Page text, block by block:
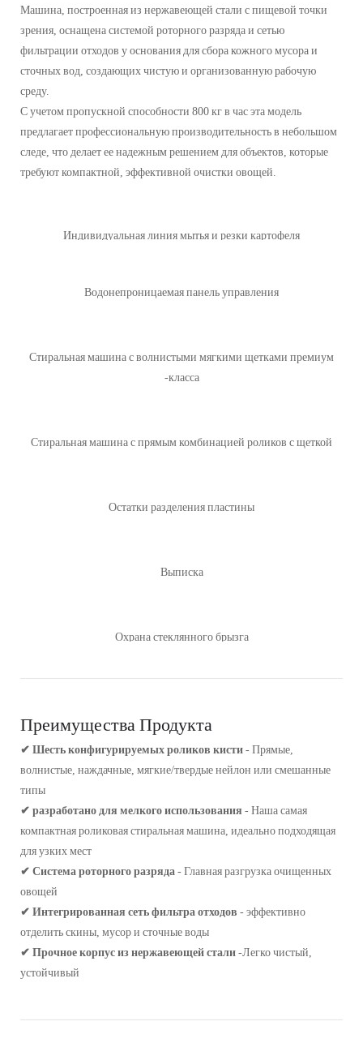
Машина, построенная из нержавеющей стали с пищевой точки
зрения, оснащена системой роторного разряда и сетью
фильтрации отходов у основания для сбора кожного мусора и
сточных вод, создающих чистую и организованную рабочую
среду.
С учетом пропускной способности 800 кг в час эта модель
предлагает профессиональную производительность в небольшом
следе, что делает ее надежным решением для объектов, которые
требуют компактной, эффективной очистки овощей.
Индивидуальная линия мытья и резки картофеля
Водонепроницаемая панель управления
Стиральная машина с волнистыми мягкими щетками премиум
-класса
Стиральная машина с прямым комбинацией роликов с щеткой
Остатки разделения пластины
Выписка
Охрана стеклянного брызга
Преимущества Продукта
✔ Шесть конфигурируемых роликов кисти- Прямые,
волнистые, наждачные, мягкие/твердые нейлон или смешанные
типы
✔ разработано для мелкого использования - Наша самая
компактная роликовая стиральная машина, идеально подходящая
для узких мест
✔ Система роторного разряда - Главная разгрузка очищенных
овощей
✔ Интегрированная сеть фильтра отходов - эффективно
отделить скины, мусор и сточные воды
✔ Прочное корпус из нержавеющей стали-Легко чистый,
устойчивый